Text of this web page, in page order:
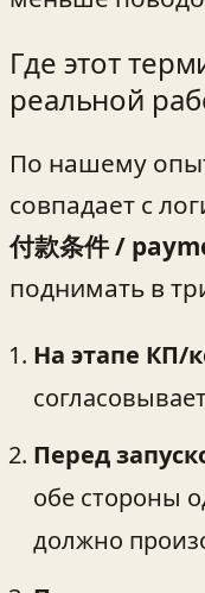
Где этот
реальной
По нашему
совпадает с
付款条件 /
поднимать в
На этапе КП/
Перед
обе стороны
должно